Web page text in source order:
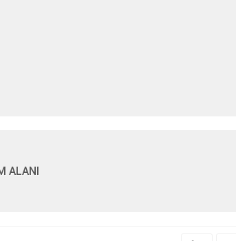
ALANI